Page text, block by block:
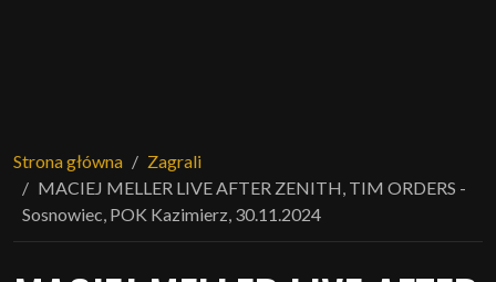
Strona główna
Zagrali
MACIEJ MELLER LIVE AFTER ZENITH, TIM ORDERS -
Sosnowiec, POK Kazimierz, 30.11.2024